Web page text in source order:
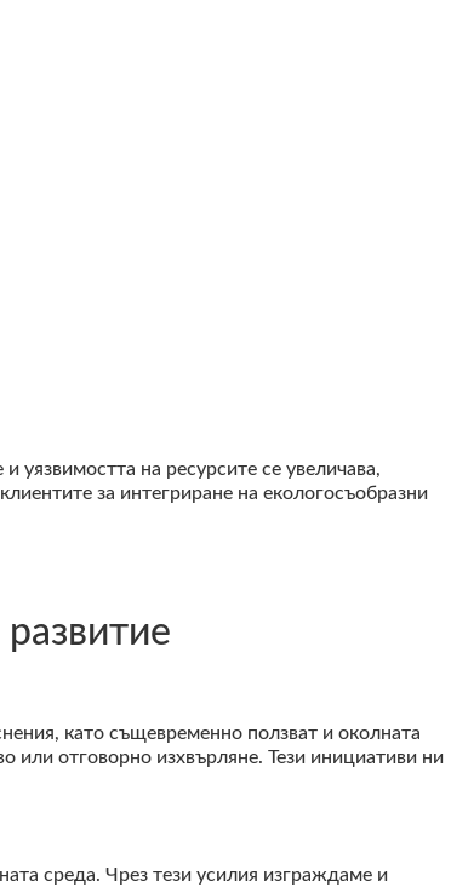
уязвимостта на ресурсите се увеличава,
за интегриране на екологосъобразни
като същевременно ползват и околната
или отговорно изхвърляне. Тези инициативи ни
среда. Чрез тези усилия изграждаме и